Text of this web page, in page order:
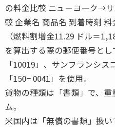
の料金比較 ニューヨーク→
較 企業名 商品名 到着時刻
（燃料割増金11.29 ドル＝
を算出する際の郵便番号と
「10019」、サンフランシ
「150− 0041」を使用。
貨物の種類は「書類」で、
ム。
米国内は「無償の書類」扱